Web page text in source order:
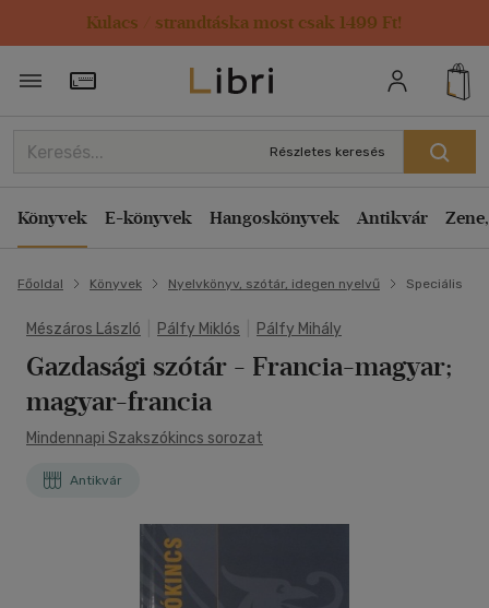
Kulacs / strandtáska most csak 1499 Ft!
Törzsvásárlói Kártya adatai
Részletes keresés
Könyvek E-könyvek Hangoskönyvek Antikvár
Főoldal Könyvek Nyelvkönyv, szótár, idegen nyelvű Speciális
Mészáros László Pálfy Miklós Pálfy Mihály
Gazdasági szótár - Francia-magyar;
magyar-francia
Mindennapi Szakszókincs sorozat
Antikvár